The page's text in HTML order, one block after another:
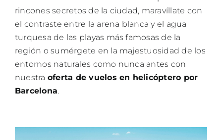
rincones secretos de la ciudad, maravíllate con
el contraste entre la arena blanca y el agua
turquesa de las playas más famosas de la
región o sumérgete en la majestuosidad de los
entornos naturales como nunca antes con
nuestra oferta de vuelos en helicóptero por
Barcelona.